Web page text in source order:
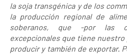
la soja transgénica y de los
la producción regional de
soberanos, que -por las
excepcionales que tiene nuestro
producir y también de exportar.